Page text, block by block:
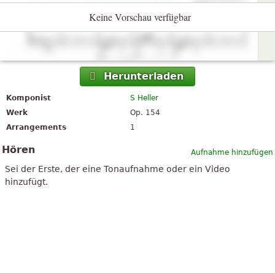
Keine Vorschau verfügbar
Herunterladen
Komponist
S Heller
Werk
Op. 154
Arrangements
1
Aufnahme hinzufügen
Hören
Sei der Erste, der eine Tonaufnahme oder ein Video
hinzufügt.